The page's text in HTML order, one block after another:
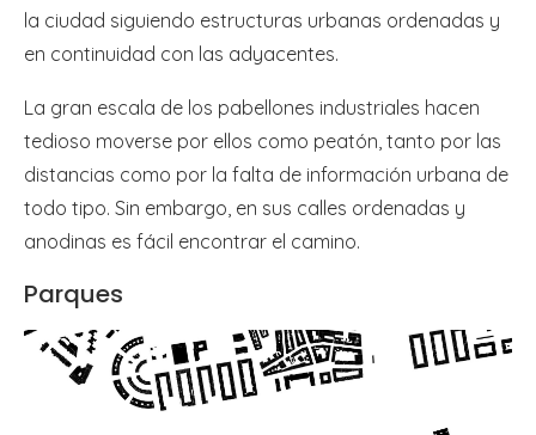
la ciudad siguiendo estructuras urbanas ordenadas y
en continuidad con las adyacentes.
La gran escala de los pabellones industriales hacen
tedioso moverse por ellos como peatón, tanto por las
distancias como por la falta de información urbana de
todo tipo. Sin embargo, en sus calles ordenadas y
anodinas es fácil encontrar el camino.
Parques